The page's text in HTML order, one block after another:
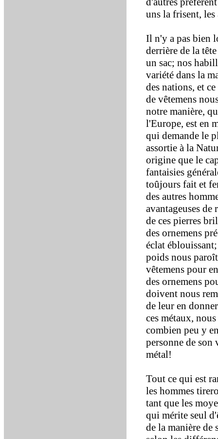
uns la frisent,
Il n'y a pas bien
derrière de la
un sac; nos
variété dans la
des nations, et
de vêtemens
notre manière,
l'Europe, est en
qui demande le
assortie à la
origine que le
fantaisies
toûjours fait et
des autres
avantageuses de
de ces pierres
des ornemens
éclat
poids nous
vêtemens pour
des ornemens
doivent nous
de leur en
ces métaux,
combien peu y
personne de son
métal!
Tout ce qui est
les hommes
tant que les
qui mérite seul
de la manière de